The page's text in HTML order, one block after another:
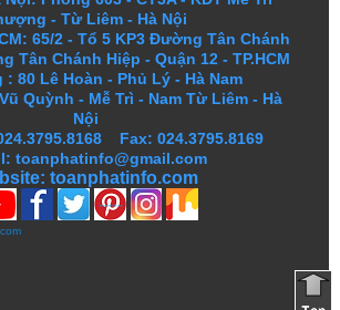
- Từ Liêm - Hà Nội
65/2 - Tổ 5 KP3 Đường Tân Chánh
Tân Chánh Hiệp - Quận 12 - TP.HCM
: 80 Lê Hoàn - Phủ Lý - Hà Nam
Quỳnh - Mễ Trì - Nam Từ Liêm - Hà
Nội
Fax: 024.3795.8169
toanphatinfo@gmail.com
toanphatinfo.com